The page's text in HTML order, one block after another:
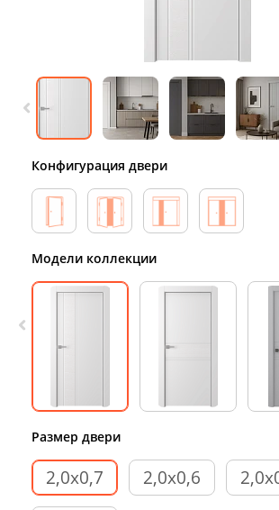
Конфигурация двери
Модели коллекции
Размер двери
2,0х0,7 2,0х0,6